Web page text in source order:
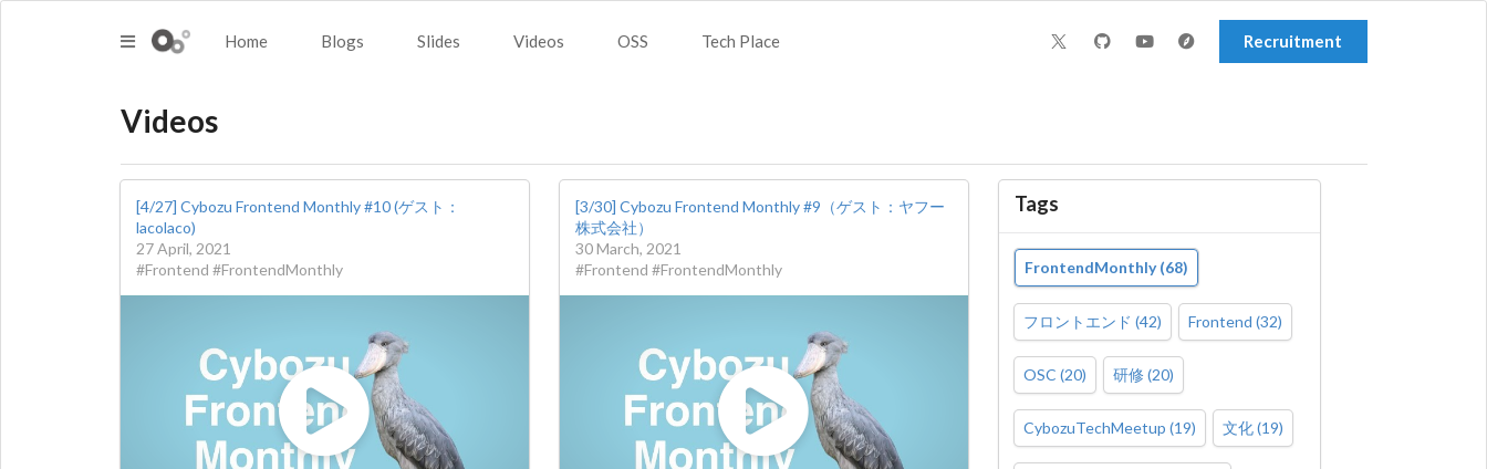
Home Blogs Slides Videos OSS Tech Place Recruitment
Videos
[4/27] Cybozu Frontend Monthly #10 (ゲスト：
lacolaco)
27 April, 2021
#Frontend #FrontendMonthly
[3/30] Cybozu Frontend Monthly #9（ゲスト：ヤフー
株式会社）
30 March, 2021
#Frontend #FrontendMonthly
Tags
FrontendMonthly(68)
フロントエンド (42) Frontend (32)
OSC (20) 研修 (20)
CybozuTechMeetup (19) 文化(19)